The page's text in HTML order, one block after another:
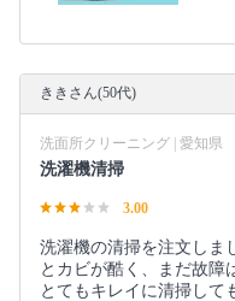
ききさん(50代)
洗面所クリーニング | 愛知県
洗濯機清掃
3.00
洗濯機の清掃を注文しま
とカビが酷く、まだ故障
とてもキレイに清掃して